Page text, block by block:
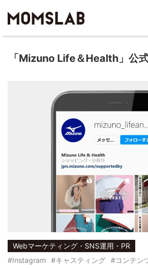
「Mizuno Life＆Health」公
Webマーケティング・SNS運用・PR
#Instagram
#キャスティング #コンテン